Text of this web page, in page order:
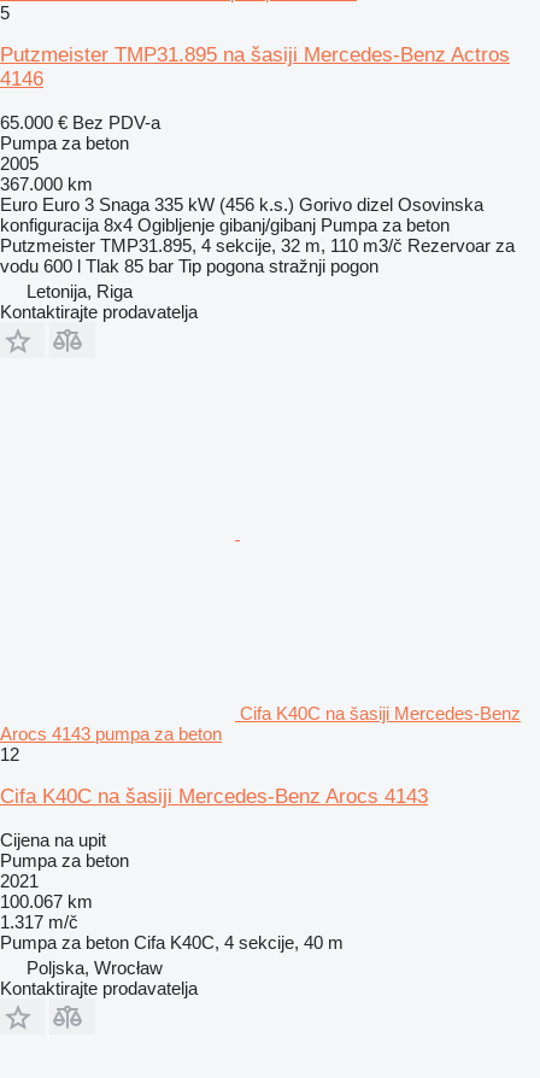
5
Putzmeister TMP31.895 na šasiji Mercedes-Benz Actros
4146
65.000 € Bez PDV-a
Pumpa za beton
2005
367.000 km
Euro Euro 3 Snaga 335 kW (456 k.s.) Gorivo dizel Osovinska
konfiguracija 8x4 Ogibljenje gibanj/gibanj Pumpa za beton
Putzmeister TMP31.895, 4 sekcije, 32 m, 110 m3/č Rezervoar za
vodu 600 l Tlak 85 bar Tip pogona stražnji pogon
Letonija, Riga
Kontaktirajte prodavatelja
Cifa K40C na šasiji Mercedes-Benz
Arocs 4143 pumpa za beton
12
Cifa K40C na šasiji Mercedes-Benz Arocs 4143
Cijena na upit
Pumpa za beton
2021
100.067 km
1.317 m/č
Pumpa za beton Cifa K40C, 4 sekcije, 40 m
Poljska, Wrocław
Kontaktirajte prodavatelja